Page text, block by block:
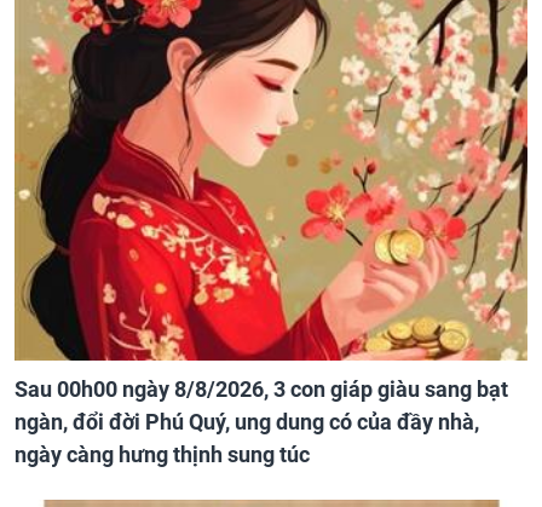
Sau 00h00 ngày 8/8/2026, 3 con giáp giàu sang bạt
ngàn, đổi đời Phú Quý, ung dung có của đầy nhà,
ngày càng hưng thịnh sung túc